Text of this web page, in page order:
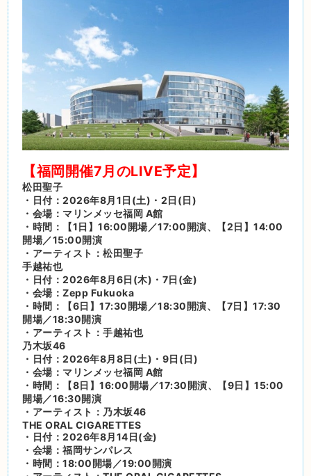
【福岡開催7月のLIVE予定】
松田聖子
・日付：2026年8月1日(土)・2日(日)
・会場：マリンメッセ福岡 A館
・時間：【1日】16:00開場／17:00開演、【2日】14:00
開場／15:00開演
・アーティスト：松田聖子
手越祐也
・日付：2026年8月6日(木)・7日(金)
・会場：Zepp Fukuoka
・時間：【6日】17:30開場／18:30開演、【7日】17:30
開場／18:30開演
・アーティスト：手越祐也
乃木坂46
・日付：2026年8月8日(土)・9日(日)
・会場：マリンメッセ福岡 A館
・時間：【8日】16:00開場／17:30開演、【9日】15:00
開場／16:30開演
・アーティスト：乃木坂46
THE ORAL CIGARETTES
・日付：2026年8月14日(金)
・会場：福岡サンパレス
・時間：18:00開場／19:00開演